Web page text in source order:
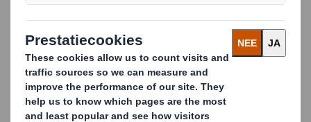
FEFCO 0201 : Voorzien van boven- en onderkleppen
FEFCO 0203 : Voorzien van verlengde boven- en
onderkleppen
FEFCO 0200 : Aan één zijde voorzien van boven- of
onderkleppen